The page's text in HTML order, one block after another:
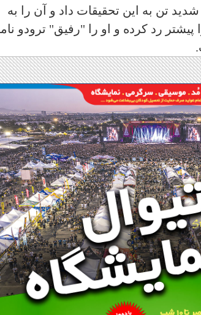
تن به این تحقیقات داد و آن را به
رد کرده و او را "رفیق" ترودو